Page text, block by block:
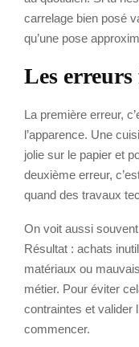
carrelage bien posé
qu’une pose
Les erreurs
La première erreur,
l’apparence. Une
jolie sur le papier et
deuxième erreur,
quand des travaux
On voit aussi
Résultat : achats
matériaux ou
métier. Pour éviter
contraintes et valider
commencer.